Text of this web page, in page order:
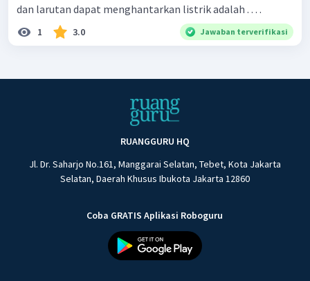
dan larutan dapat menghantarkan listrik adalah . . . .
1 3.0 Jawaban terverifikasi
RUANGGURU HQ
Jl. Dr. Saharjo No.161, Manggarai Selatan, Tebet, Kota Jakarta
Selatan, Daerah Khusus Ibukota Jakarta 12860
Coba GRATIS Aplikasi Roboguru